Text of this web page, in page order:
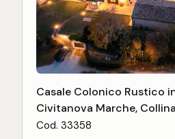
Casale Colonico Rustico
Civitanova Marche,
Cod. 33358